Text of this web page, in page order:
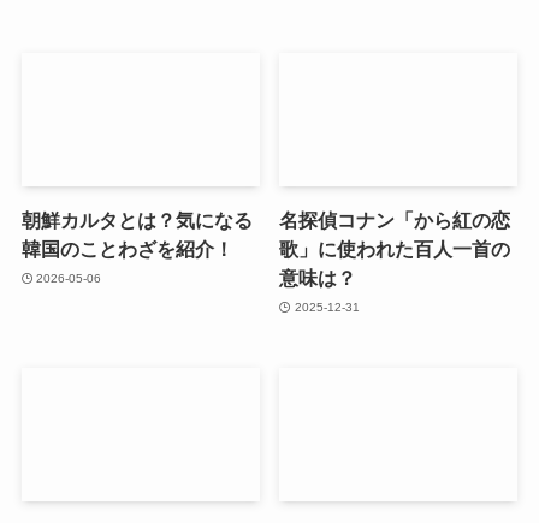
朝鮮カルタとは？気になる
韓国のことわざを紹介！
2026-05-06
名探偵コナン「から紅の恋
歌」に使われた百人一首の
意味は？
2025-12-31